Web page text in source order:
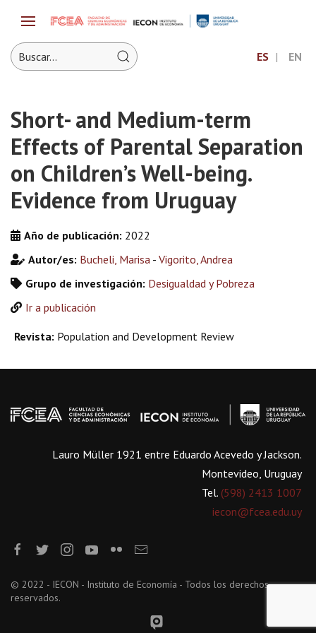
ES EN
Short- and Medium-term
Effects of Parental Separation
on Children’s Well-being.
Evidence from Uruguay
Año de publicación: 2022
Autor/es: Bucheli, Marisa - Vigorito, Andrea
Grupo de investigación: Desigualdad y Pobreza
Ir a publicación
Revista: Population and Development Review
Lauro Müller 1921 entre Eduardo Acevedo y Jackson.
Montevideo, Uruguay
Tel. (598) 2413 1007
iecon@fcea.edu.uy
© 2022 - IECON - Instituto de Economía - Todos los derechos
reservados.